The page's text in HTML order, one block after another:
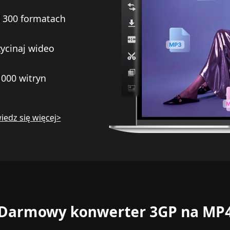
formatach
wideo
witryn
się więcej>
konwerter 3GP na